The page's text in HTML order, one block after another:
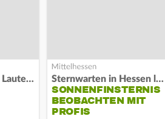
Fassungslos-Tat in Lauterbach Sternwarten in Hessen laden ein
SONNENFINSTERNIS
BEOBACHTEN MIT
PROFIS